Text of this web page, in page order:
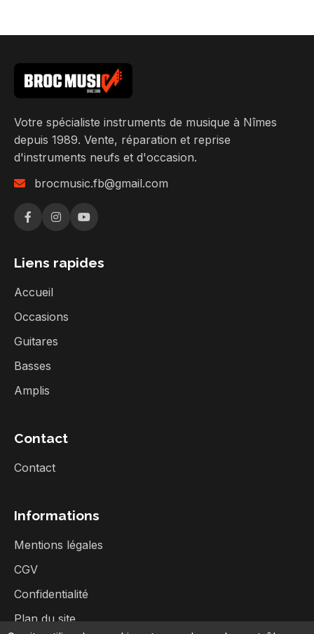
Votre spécialiste instruments de musique à Nîmes
depuis 1989. Vente, réparation et reprise
d'instruments neufs et d'occasion.
brocmusic.fb@gmail.com
Liens rapides
Accueil
Occasions
Guitares
Basses
Amplis
Contact
Contact
Informations
Mentions légales
CGV
Confidentialité
Plan du site